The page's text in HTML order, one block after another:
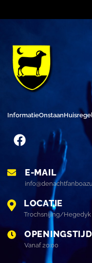
InformatieOnstaan
E-MAIL
LOCATIE
Trochsnijing/Hegedyk
Vanaf 20:00